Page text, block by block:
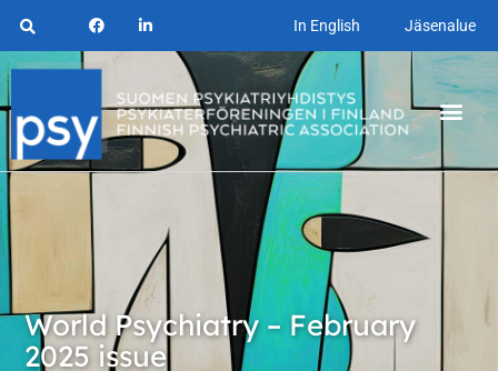
In English Jäsenalue
World Psychiatry – February
2025 issue